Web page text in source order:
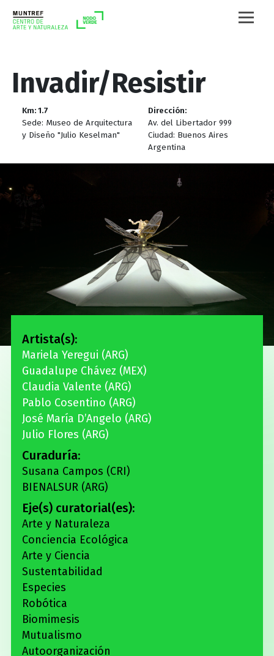
Invadir/Resistir
Km: 1.7
Sede: Museo de Arquitectura
y Diseño "Julio Keselman"
Dirección:
Av. del Libertador 999
Ciudad: Buenos Aires
Argentina
Artista(s):
Mariela Yeregui (ARG)
Guadalupe Chávez (MEX)
Claudia Valente (ARG)
Pablo Cosentino (ARG)
José María D’Angelo (ARG)
Julio Flores (ARG)
Curaduría:
Susana Campos (CRI)
BIENALSUR (ARG)
Eje(s) curatorial(es):
Arte y Naturaleza
Conciencia Ecológica
Arte y Ciencia
Sustentabilidad
Especies
Robótica
Biomimesis
Mutualismo
Autoorganización